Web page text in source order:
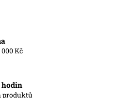
Kč
hodin
produktů